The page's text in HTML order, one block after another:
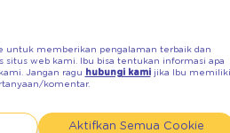
untuk memberikan pengalaman terbaik dan
situs web kami. Ibu bisa tentukan informasi apa
Jangan ragu hubungi kamijika Ibu memiliki
komentar.
Aktifkan Semua Cookie